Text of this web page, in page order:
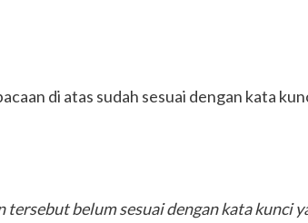
di atas sudah sesuai dengan kata
belum sesuai dengan kata kunci